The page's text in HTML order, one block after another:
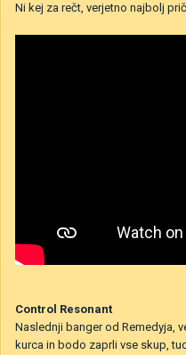
Ni kej za rečt, verjetno najbolj
Control Resonant
Naslednji banger od Remedyja,
kurca in bodo zaprli vse skup,